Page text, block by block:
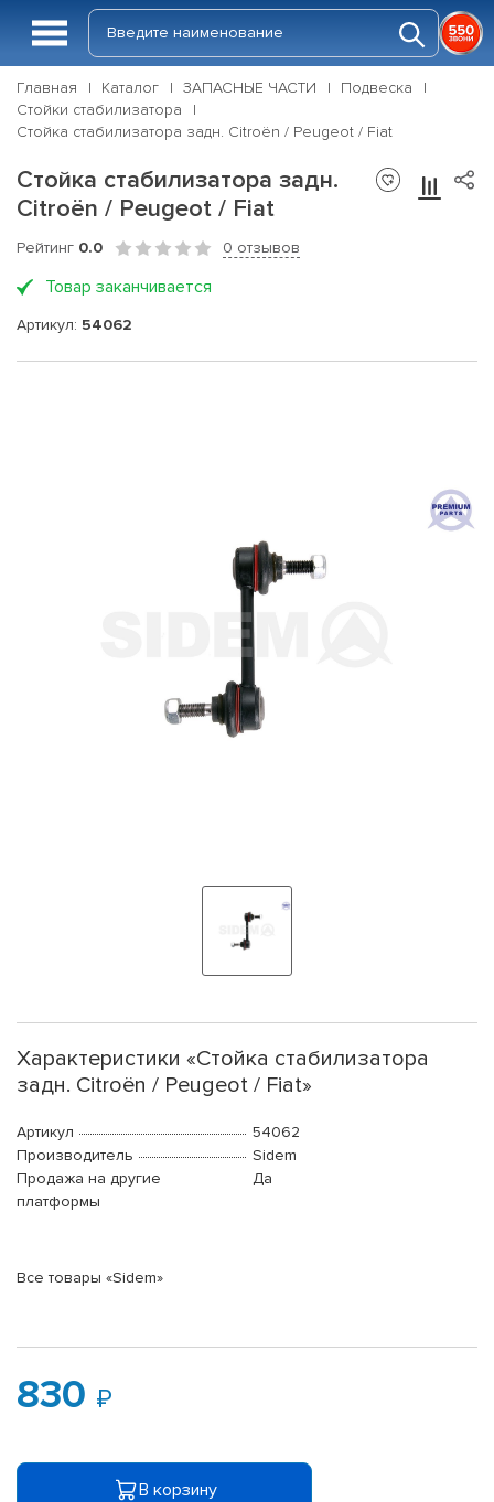
Главная Каталог ЗАПАСНЫЕ ЧАСТИ
Подвеска
Стойки стабилизатора
Стойка стабилизатора задн. Citroën / Peugeot / Fiat
Стойка стабилизатора задн.
Citroën / Peugeot / Fiat
Рейтинг 0.0 0 отзывов
Товар заканчивается
Артикул: 54062
Характеристики «Стойка стабилизатора
задн. Citroën / Peugeot / Fiat»
Артикул
54062
Производитель
Sidem
Продажа на другие
платформы
Да
Все товары «Sidem»
830
В корзину